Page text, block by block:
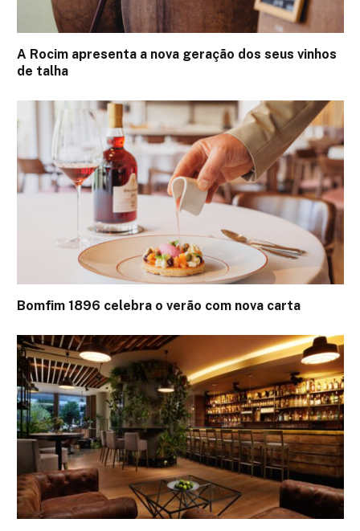
A Rocim apresenta a nova geração dos seus vinhos
de talha
Bomfim 1896 celebra o verão com nova carta